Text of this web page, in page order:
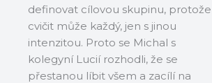
definovat cílovou skupinu, protože
cvičit může každý, jen s jinou
intenzitou. Proto se Michal s
kolegyní Lucií rozhodli, že se
přestanou líbit všem a zacílí na